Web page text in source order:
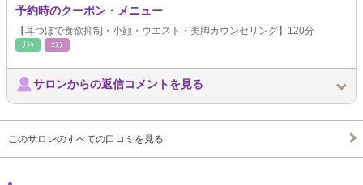
予約時のクーポン・メニュー
【耳つぼで食欲抑制・小顔・ウエスト・美脚カウンセリング】120分
ﾘﾗｸ ｴｽﾃ
サロンからの返信コメントを見る
このサロンのすべての口コミを見る